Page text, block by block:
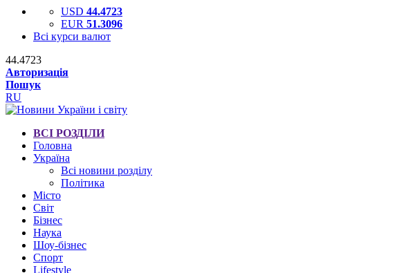
USD 44.4723
EUR 51.3096
Всі курси валют
44.4723
Авторизація
Пошук
RU
ВСІ РОЗДІЛИ
Головна
Україна
Всі новини розділу
Політика
Місто
Світ
Бізнес
Наука
Шоу-бізнес
Спорт
Lifestyle